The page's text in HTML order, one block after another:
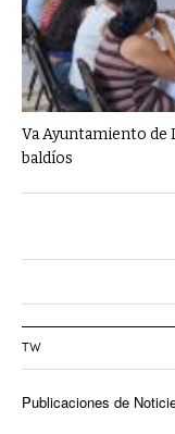
Va Ayuntamiento
baldíos
TW
Publicaciones de